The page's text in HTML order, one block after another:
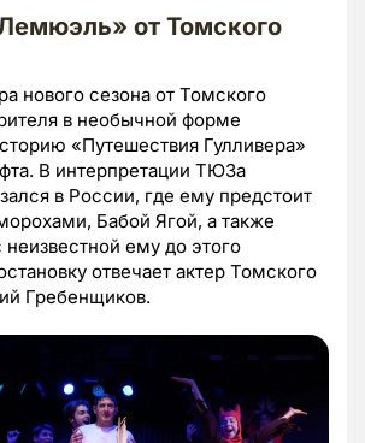
от Томского
нового сезона от Томского
в необычной форме
«Путешествия Гулливера»
В интерпретации ТЮЗа
в России, где ему предстоит
Бабой Ягой, а также
неизвестной ему до этого
отвечает актер Томского
Гребенщиков.